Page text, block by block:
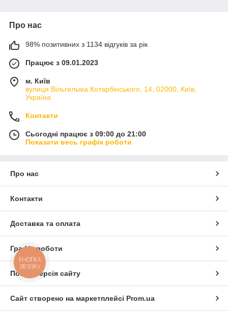
Про нас
98% позитивних з 1134 відгуків за рік
Працює з 09.01.2023
м. Київ
вулиця Вільгельма Котарбінського, 14, 02000, Київ,
Україна
Контакти
Сьогодні працює з 09:00 до 21:00
Показати весь графік роботи
Про нас
Контакти
Доставка та оплата
Графік роботи
Повна версія сайту
Сайт створено на маркетплейсі Prom.ua
КНОПКА
ЗВ'ЯЗКУ